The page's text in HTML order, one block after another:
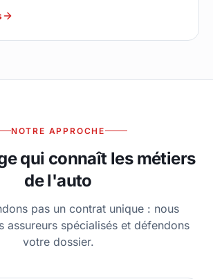
NOTRE APPROCHE
qui connaît les métiers
de l'auto
pas un contrat unique : nous
assureurs spécialisés et défendons
votre dossier.